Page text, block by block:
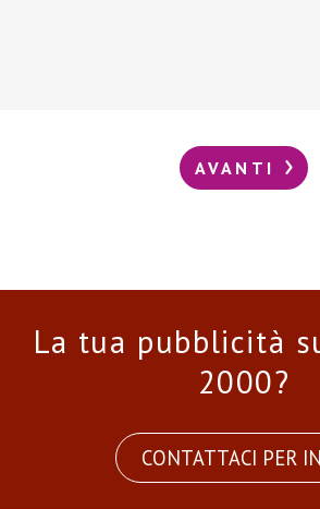
AVANTI
La tua pubblicità
2000?
CONTATTACI PER